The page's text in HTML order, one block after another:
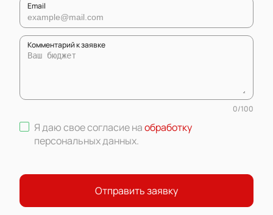
Email
Комментарий к заявке
0/100
Я даю свое согласие наобработку
персональных данных.
Отправить заявку